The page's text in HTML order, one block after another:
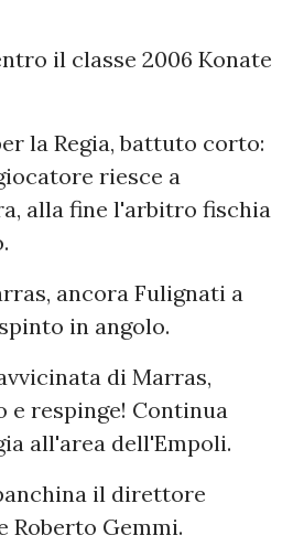
il classe 2006 Konate
la Regia, battuto corto:
riesce a
alla fine l'arbitro fischia
ancora Fulignati a
in angolo.
di Marras,
respinge! Continua
all'area dell'Empoli.
il direttore
Roberto Gemmi.